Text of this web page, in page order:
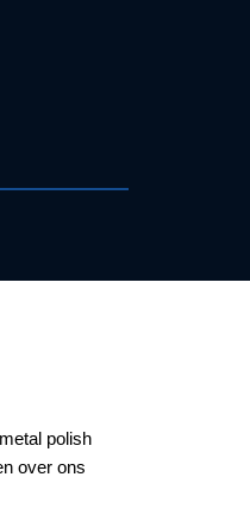
polish
over ons